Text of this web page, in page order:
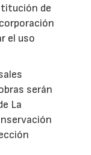
de
el uso
serán
La